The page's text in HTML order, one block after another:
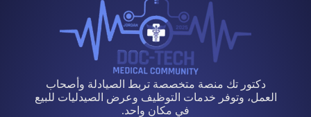
دكتور تك منصة متخصصة تربط الصيادلة وأصحاب
العمل، وتوفر خدمات التوظيف وعرض الصيدليات للبيع
في مكان واحد.